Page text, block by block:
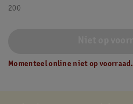
200
Momenteel online niet op voorraad.